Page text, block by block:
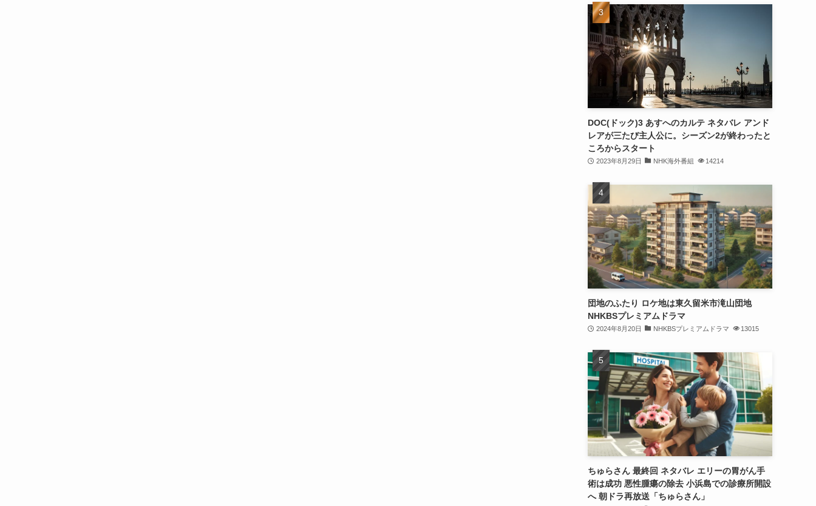
DOC(ドック)3 あすへのカルテ ネタバレ アンド
レアが三たび主人公に。シーズン2が終わったと
ころからスタート
2023年8月29日 NHK海外番組 14214
団地のふたり ロケ地は東久留米市滝山団地
NHKBSプレミアムドラマ
2024年8月20日 NHKBSプレミアムドラマ 13015
ちゅらさん 最終回 ネタバレ エリーの胃がん手
術は成功 悪性腫瘍の除去 小浜島での診療所開設
へ 朝ドラ再放送「ちゅらさん」